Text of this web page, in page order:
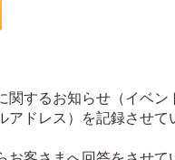
するお知らせ（イベン
アドレス）を記録させて